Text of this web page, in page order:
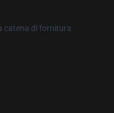
catena di fornitura